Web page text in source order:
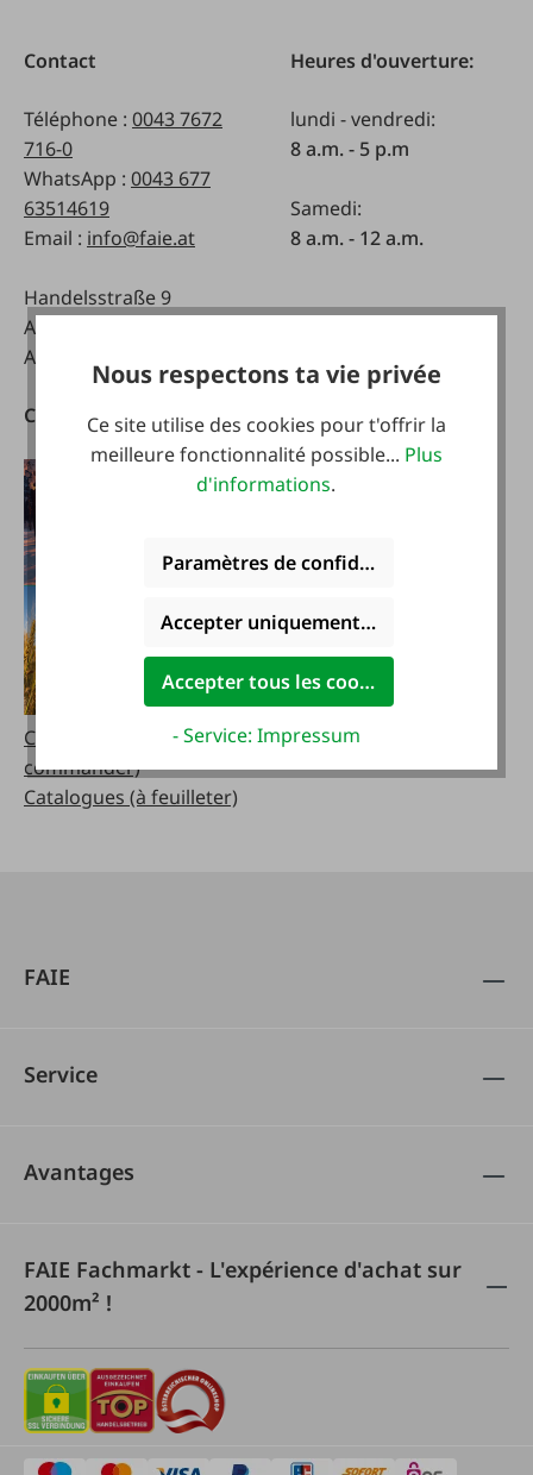
Contact
Téléphone : 0043 7672
716-0
WhatsApp : 0043 677
63514619
Email : info@faie.at
Handelsstraße 9
A-4844 Regau
Autriche
Heures d'ouverture:
lundi - vendredi:
8 a.m. - 5 p.m
Samedi:
8 a.m. - 12 a.m.
Catalogues
Catalogues (à
commander)
Catalogues (à feuilleter)
Télécharger notre
application
FAIE
Service
Avantages
FAIE Fachmarkt - L'expérience d'achat sur
2000m² !
Nous respectons ta vie privée
Ce site utilise des cookies pour t'offrir la
meilleure fonctionnalité possible... Plus
d'informations.
Paramètres de confidentialité
Accepter uniquement les cookies
Accepter tous les cookies
- Service: Impressum